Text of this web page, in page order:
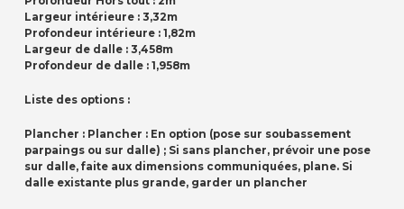
Largeur intérieure : 3,32m
Profondeur intérieure : 1,82m
Largeur de dalle : 3,458m
Profondeur de dalle : 1,958m
Liste des options :
Plancher : Plancher : En option (pose sur soubassement
parpaings ou sur dalle) ; Si sans plancher, prévoir une pose
sur dalle, faite aux dimensions communiquées, plane. Si
dalle existante plus grande, garder un plancher